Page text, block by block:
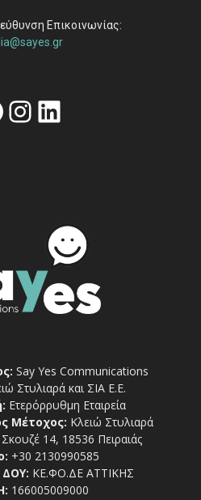
Επικοινωνίας:
Instagram
Linkedin
Say Yes Communications
Στυλιαρά και ΣΙΑ Ε.Ε.
Ετερόρρυθμη Εταιρεία
Μέτοχος: Κλειώ Στυλιαρά
Σκουζέ 14, 18536 Πειραιάς
+30 2130990585
ΔΟΥ: ΚΕ.ΦΟ.ΔΕ ΑΤΤΙΚΗΣ
166005009000